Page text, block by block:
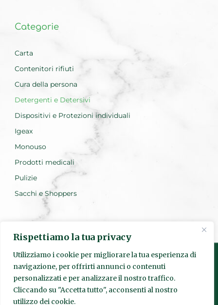
Rispettiamo la tua privacy
Utilizziamo i cookie per migliorare la tua esperienza di
navigazione, per offrirti annunci o contenuti
personalizzati e per analizzare il nostro traffico.
Cliccando su "Accetta tutto", acconsenti al nostro
utilizzo dei cookie.
Categorie
Carta
Contenitori rifiuti
Cura della persona
Detergenti e Detersivi
Dispositivi e Protezioni individuali
Igeax
Monouso
Prodotti medicali
Pulizie
Sacchi e Shoppers
Realizzato da Everest Innovation